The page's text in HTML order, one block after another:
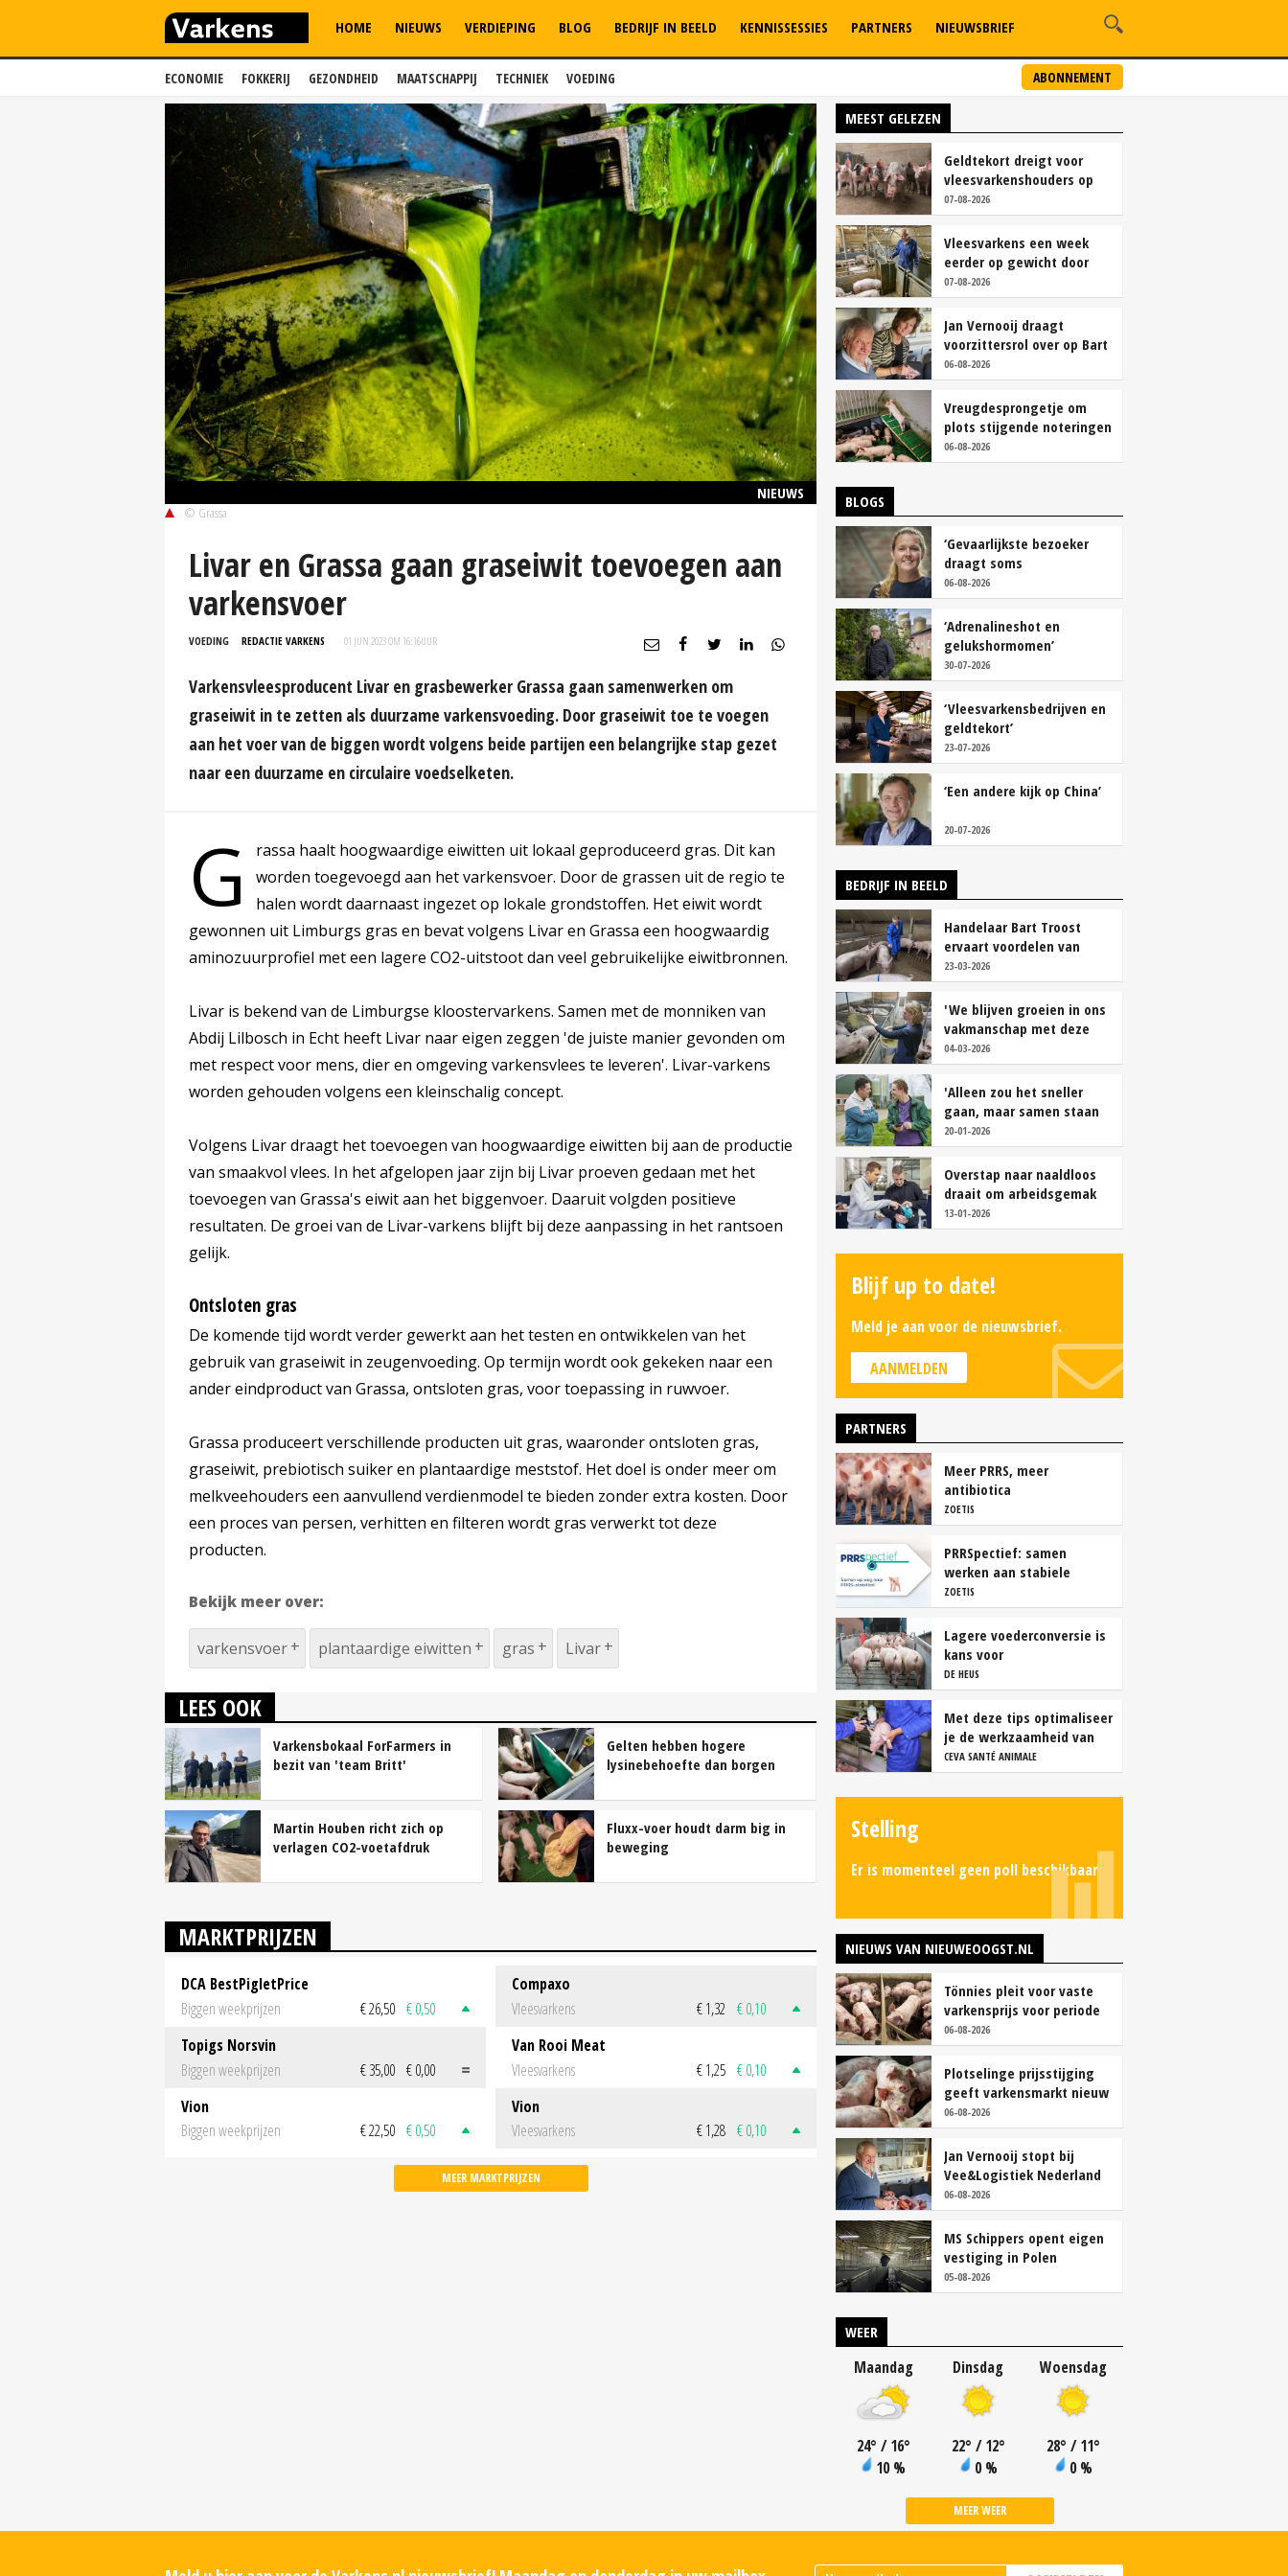
ECONOMIE FOKKERIJ GEZONDHEID MAATSCHAPPIJ TECHNIEK VOEDING ABONNEMENT
HOME NIEUWS VERDIEPING BLOG BEDRIJF IN BEELD KENNISSESSIES PARTNERS NIEUWSBRIEF
NIEUWS
© Grassa
Livar en Grassa gaan graseiwit toevoegen aan
varkensvoer
VOEDING REDACTIE VARKENS 01 JUN 2023 OM 16:16UUR
Varkensvleesproducent Livar en grasbewerker Grassa gaan samenwerken om
graseiwit in te zetten als duurzame varkensvoeding. Door graseiwit toe te voegen
aan het voer van de biggen wordt volgens beide partijen een belangrijke stap gezet
naar een duurzame en circulaire voedselketen.
G
rassa haalt hoogwaardige eiwitten uit lokaal geproduceerd gras. Dit kan
worden toegevoegd aan het varkensvoer. Door de grassen uit de regio te
halen wordt daarnaast ingezet op lokale grondstoffen. Het eiwit wordt
gewonnen uit Limburgs gras en bevat volgens Livar en Grassa een hoogwaardig
aminozuurprofiel met een lagere CO2-uitstoot dan veel gebruikelijke eiwitbronnen.
Livar is bekend van de Limburgse kloostervarkens. Samen met de monniken van
Abdij Lilbosch in Echt heeft Livar naar eigen zeggen 'de juiste manier gevonden om
met respect voor mens, dier en omgeving varkensvlees te leveren'. Livar-varkens
worden gehouden volgens een kleinschalig concept.
Volgens Livar draagt het toevoegen van hoogwaardige eiwitten bij aan de productie
van smaakvol vlees. In het afgelopen jaar zijn bij Livar proeven gedaan met het
toevoegen van Grassa's eiwit aan het biggenvoer. Daaruit volgden positieve
resultaten. De groei van de Livar-varkens blijft bij deze aanpassing in het rantsoen
gelijk.
Ontsloten gras
De komende tijd wordt verder gewerkt aan het testen en ontwikkelen van het
gebruik van graseiwit in zeugenvoeding. Op termijn wordt ook gekeken naar een
ander eindproduct van Grassa, ontsloten gras, voor toepassing in ruwvoer.
Grassa produceert verschillende producten uit gras, waaronder ontsloten gras,
graseiwit, prebiotisch suiker en plantaardige meststof. Het doel is onder meer om
melkveehouders een aanvullend verdienmodel te bieden zonder extra kosten. Door
een proces van persen, verhitten en filteren wordt gras verwerkt tot deze
producten.
Bekijk meer over:
varkensvoer plantaardige eiwitten gras Livar
LEES OOK
Varkensbokaal ForFarmers in
bezit van 'team Britt'
Gelten hebben hogere
lysinebehoefte dan borgen
Martin Houben richt zich op
verlagen CO2-voetafdruk
Fluxx-voer houdt darm big in
beweging
MARKTPRIJZEN
DCA BestPigletPrice
Biggen weekprijzen
€ 26,50 € 0,50
Topigs Norsvin
Biggen weekprijzen
€ 35,00 € 0,00
Vion
Biggen weekprijzen
€ 22,50 € 0,50
Compaxo
Vleesvarkens
€ 1,32 € 0,10
Van Rooi Meat
Vleesvarkens
€ 1,25 € 0,10
Vion
Vleesvarkens
€ 1,28 € 0,10
MEER MARKTPRIJZEN
MEEST GELEZEN
Geldtekort dreigt voor
vleesvarkenshouders op
vrije markt
07-08-2026
Vleesvarkens een week
eerder op gewicht door
continu aanbod van
brijvoer
07-08-2026
Jan Vernooij draagt
voorzittersrol over op Bart
Camps
06-08-2026
Vreugdesprongetje om
plots stijgende noteringen
06-08-2026
BLOGS
‘Gevaarlijkste bezoeker
draagt soms
overschoenen’
06-08-2026
‘Adrenalineshot en
gelukshormomen’
30-07-2026
‘Vleesvarkensbedrijven en
geldtekort’
23-07-2026
‘Een andere kijk op China’
20-07-2026
BEDRIJF IN BEELD
Handelaar Bart Troost
ervaart voordelen van
coöperatieve voerfusie
23-03-2026
'We blijven groeien in ons
vakmanschap met deze
teamaanpak'
04-03-2026
'Alleen zou het sneller
gaan, maar samen staan
we stukken sterker'
20-01-2026
Overstap naar naaldloos
draait om arbeidsgemak
en diervriendelijkheid
13-01-2026
Blijf up to date!
Meld je aan voor de nieuwsbrief.
AANMELDEN
PARTNERS
Meer PRRS, meer
antibiotica
ZOETIS
PRRSpectief: samen
werken aan stabiele
resultaten
ZOETIS
Lagere voederconversie is
kans voor
vleesvarkenshouders
DE HEUS
Met deze tips optimaliseer
je de werkzaamheid van
vaccins
CEVA SANTÉ ANIMALE
Stelling
Er is momenteel geen poll beschikbaar.
NIEUWS VAN NIEUWEOOGST.NL
Tönnies pleit voor vaste
varkensprijs voor periode
van zes maanden
06-08-2026
Plotselinge prijsstijging
geeft varkensmarkt nieuw
perspectief
06-08-2026
Jan Vernooij stopt bij
Vee&Logistiek Nederland
06-08-2026
MS Schippers opent eigen
vestiging in Polen
05-08-2026
WEER
Maandag
24° / 16°
10 %
Dinsdag
22° / 12°
0 %
Woensdag
28° / 11°
0 %
MEER WEER